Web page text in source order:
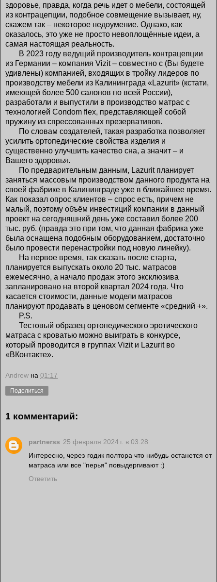
здоровье, правда, когда речь идет о мебели, состоящей
из контрацепции, подобное совмещение вызывает, ну,
скажем так – некоторое недоумение. Однако, как
оказалось, это уже не просто невоплощённые идеи, а
самая настоящая реальность.
В 2023 году ведущий производитель контрацепции
из Германии – компания Vizit – совместно с (Вы будете
удивлены) компанией, входящих в тройку лидеров по
производству мебели из Калининграда «Lazurit» (кстати,
имеющей более 500 салонов по всей России),
разработали и выпустили в производство матрас с
технологией Condom flex, представляющей собой
пружину из спрессованных презервативов.
По словам создателей, такая разработка позволяет
усилить ортопедические свойства изделия и
существенно улучшить качество сна, а значит – и
Вашего здоровья.
По предварительным данным, Lazurit планирует
заняться массовым производством данного продукта на
своей фабрике в Калининграде уже в ближайшее время.
Как показал опрос клиентов – спрос есть, причем не
малый, поэтому объём инвестиций компании в данный
проект на сегодняшний день уже составил более 200
тыс. руб. (правда это при том, что данная фабрика уже
была оснащена подобным оборудованием, достаточно
было провести перенастройки под новую линейку).
На первое время, так сказать после старта,
планируется выпускать около 20 тыс. матрасов
ежемесячно, а начало продаж этого эксклюзива
запланировано на второй квартал 2024 года. Что
касается стоимости, данные модели матрасов
планируют продавать в ценовом сегменте «средний +».
P.S.
Тестовый образец ортопедического эротического
матраса с кроватью можно выиграть в конкурсе,
который проводится в группах Vizit и Lazurit во
«ВКонтакте».
Andrew на 01:17
Поделиться
1 комментарий:
partnerss 25 февраля 2024 г. в 03:28
Интересно, через годик полтора что нибудь останется от
матраса или все "перья" повыдергивают :)
Ответить